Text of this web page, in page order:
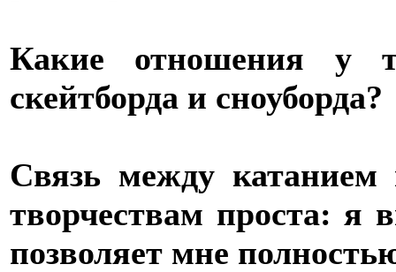
Какие отношения у
скейтборда и сноуборда?
Связь между
творчествам проста: я
позволяет мне